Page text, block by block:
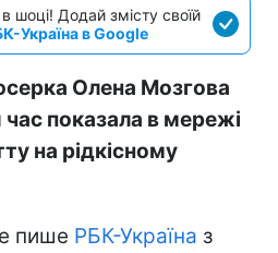
шоці! Додай змісту своїй
Україна в Google
Олена Мозгова
показала в мережі
на рідкісному
пише РБК-Україна з